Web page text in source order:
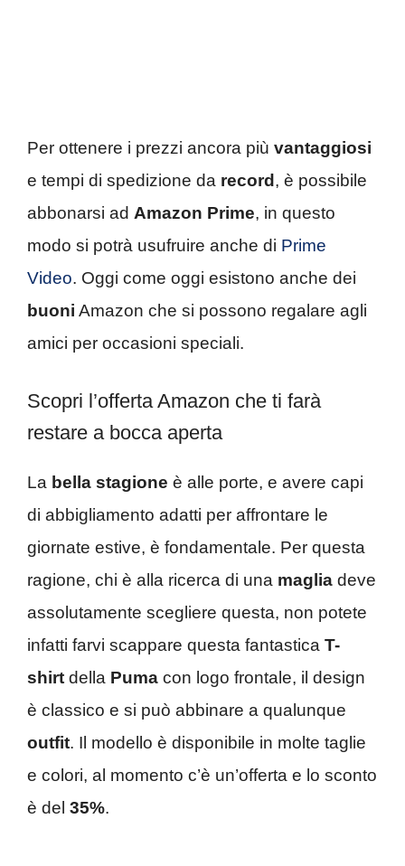
Per ottenere i prezzi ancora più vantaggiosi
e tempi di spedizione da record, è possibile
abbonarsi ad Amazon Prime, in questo
modo si potrà usufruire anche di Prime
Video. Oggi come oggi esistono anche dei
buoni Amazon che si possono regalare agli
amici per occasioni speciali.
Scopri l’offerta Amazon che ti farà
restare a bocca aperta
La bella stagione è alle porte, e avere capi
di abbigliamento adatti per affrontare le
giornate estive, è fondamentale. Per questa
ragione, chi è alla ricerca di una maglia deve
assolutamente scegliere questa, non potete
infatti farvi scappare questa fantastica T-
shirt della Puma con logo frontale, il design
è classico e si può abbinare a qualunque
outfit. Il modello è disponibile in molte taglie
e colori, al momento c’è un’offerta e lo sconto
è del 35%.